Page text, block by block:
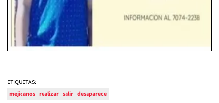
ETIQUETAS:
mejicanos realizar salir desaparece